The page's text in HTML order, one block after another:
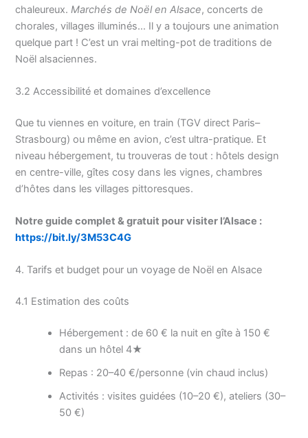
chaleureux. Marchés de Noël en Alsace, concerts de
chorales, villages illuminés… Il y a toujours une animation
quelque part ! C’est un vrai melting-pot de traditions de
Noël alsaciennes.
3.2 Accessibilité et domaines d’excellence
Que tu viennes en voiture, en train (TGV direct Paris–
Strasbourg) ou même en avion, c’est ultra-pratique. Et
niveau hébergement, tu trouveras de tout : hôtels design
en centre-ville, gîtes cosy dans les vignes, chambres
d’hôtes dans les villages pittoresques.
Notre guide complet & gratuit pour visiter l’Alsace :
https://bit.ly/3M53C4G
4. Tarifs et budget pour un voyage de Noël en Alsace
4.1 Estimation des coûts
Hébergement : de 60 € la nuit en gîte à 150 €
dans un hôtel 4★
Repas : 20–40 €/personne (vin chaud inclus)
Activités : visites guidées (10–20 €), ateliers (30–
50 €)